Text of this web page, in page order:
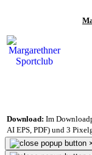
Download: Im
AI EPS, PDF) und 3